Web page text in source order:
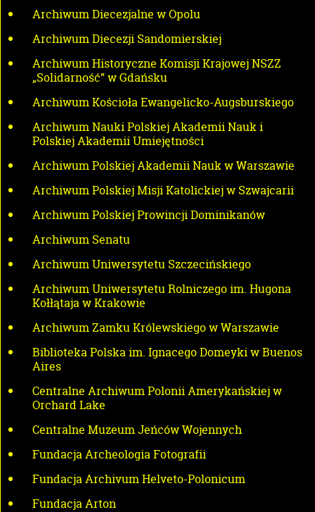
Archiwum Diecezjalne w Opolu
Archiwum Diecezji Sandomierskiej
Archiwum Historyczne Komisji Krajowej NSZZ
„Solidarność” w Gdańsku
Archiwum Kościoła Ewangelicko-Augsburskiego
Archiwum Nauki Polskiej Akademii Nauk i
Polskiej Akademii Umiejętności
Archiwum Polskiej Akademii Nauk w Warszawie
Archiwum Polskiej Misji Katolickiej w Szwajcarii
Archiwum Polskiej Prowincji Dominikanów
Archiwum Senatu
Archiwum Uniwersytetu Szczecińskiego
Archiwum Uniwersytetu Rolniczego im. Hugona
Kołłątaja w Krakowie
Archiwum Zamku Królewskiego w Warszawie
Biblioteka Polska im. Ignacego Domeyki w Buenos
Aires
Centralne Archiwum Polonii Amerykańskiej w
Orchard Lake
Centralne Muzeum Jeńców Wojennych
Fundacja Archeologia Fotografii
Fundacja Archivum Helveto-Polonicum
Fundacja Arton